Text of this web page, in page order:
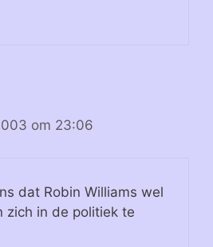
om 23:06
dat Robin Williams wel
zich in de politiek te